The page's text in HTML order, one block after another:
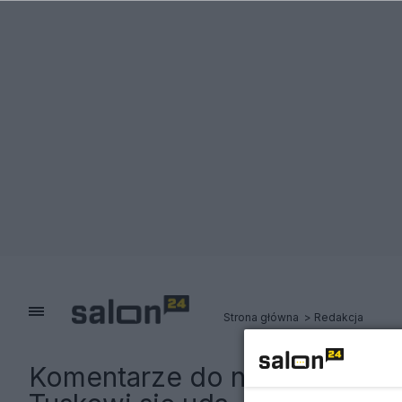
Strona główna Redakcja
Komentarze do notki: